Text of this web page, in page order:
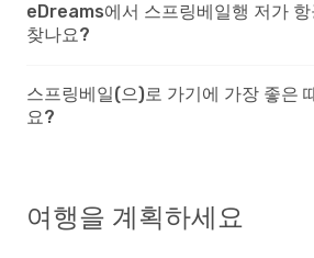
eDreams에서 스프링베일행 저가 항
찾나요?
스프링베일(으)로 가기에 가장 좋은
요?
여행을 계획하세요